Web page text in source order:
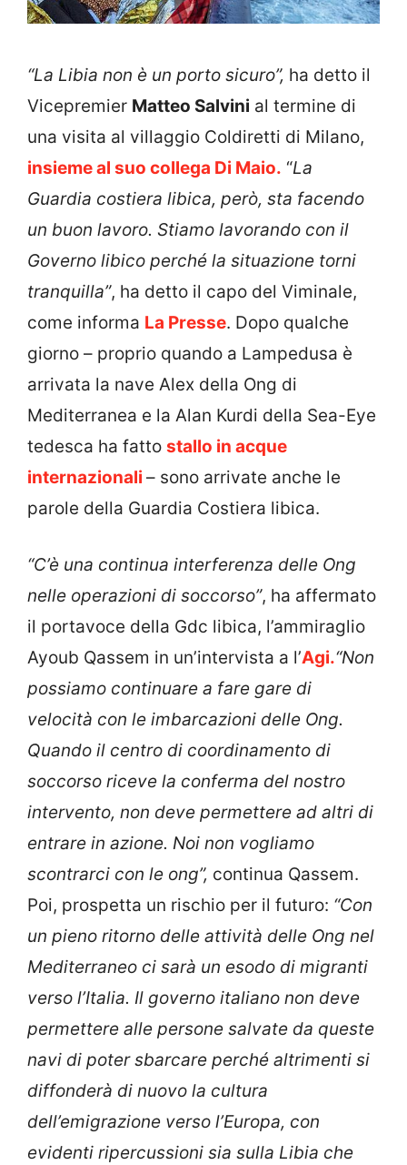
“La Libia non è un porto sicuro”, ha detto il
Vicepremier Matteo Salvini al termine di
una visita al villaggio Coldiretti di Milano,
insieme al suo collega Di Maio. “La
Guardia costiera libica, però, sta facendo
un buon lavoro. Stiamo lavorando con il
Governo libico perché la situazione torni
tranquilla”, ha detto il capo del Viminale,
come informa La Presse. Dopo qualche
giorno – proprio quando a Lampedusa è
arrivata la nave Alex della Ong di
Mediterranea e la Alan Kurdi della Sea-Eye
tedesca ha fatto stallo in acque
internazionali – sono arrivate anche le
parole della Guardia Costiera libica.
“C’è una continua interferenza delle Ong
nelle operazioni di soccorso”, ha affermato
il portavoce della Gdc libica, l’ammiraglio
Ayoub Qassem in un’intervista a l’Agi.“Non
possiamo continuare a fare gare di
velocità con le imbarcazioni delle Ong.
Quando il centro di coordinamento di
soccorso riceve la conferma del nostro
intervento, non deve permettere ad altri di
entrare in azione. Noi non vogliamo
scontrarci con le ong”, continua Qassem.
Poi, prospetta un rischio per il futuro: “Con
un pieno ritorno delle attività delle Ong nel
Mediterraneo ci sarà un esodo di migranti
verso l’Italia. Il governo italiano non deve
permettere alle persone salvate da queste
navi di poter sbarcare perché altrimenti si
diffonderà di nuovo la cultura
dell’emigrazione verso l’Europa, con
evidenti ripercussioni sia sulla Libia che